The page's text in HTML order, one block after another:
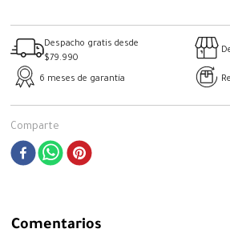
Despacho gratis desde
$79.990
6 meses de garantía
Comparte
Comentarios